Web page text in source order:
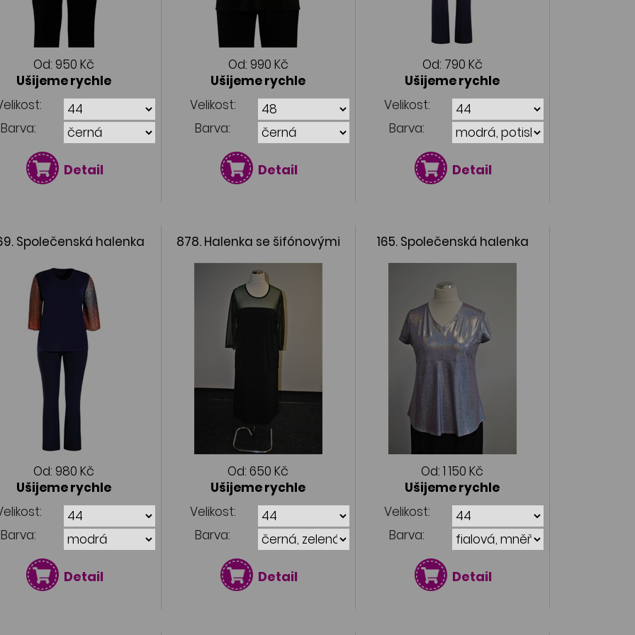
Od: 950 Kč
Ušijeme rychle
Barva:
Detail
Od: 990 Kč
Ušijeme rychle
Velikost:
Barva:
Detail
Od: 790 Kč
Ušijeme rychle
Velikost:
Barva:
Detail
Společenská halenka
Od: 980 Kč
Ušijeme rychle
Barva:
Detail
878. Halenka se šifónovými
rukávy
Od:650 Kč
Ušijeme rychle
Velikost:
Barva:
Detail
165. Společenská halenka
Od:1 150 Kč
Ušijeme rychle
Velikost:
Barva:
Detail